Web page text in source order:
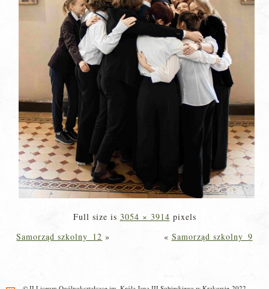
Full size is 3054 × 3914 pixels
Samorząd szkolny_12 » « Samorząd szkolny_9